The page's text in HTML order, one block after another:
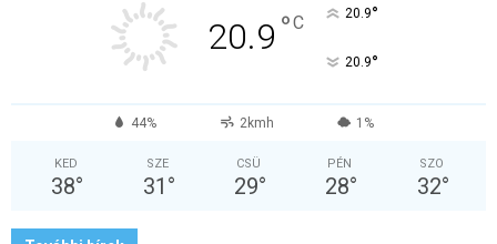
20.9 °C 20.9°
20.9°
44% 2kmh 1%
KED
38°
SZE
31 °
CSÜ
29°
PÉN
28°
SZO
32°